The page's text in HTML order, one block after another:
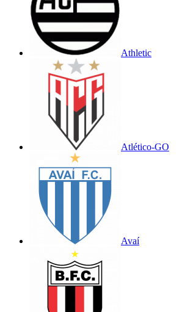
Athletic
Atlético-GO
Avaí